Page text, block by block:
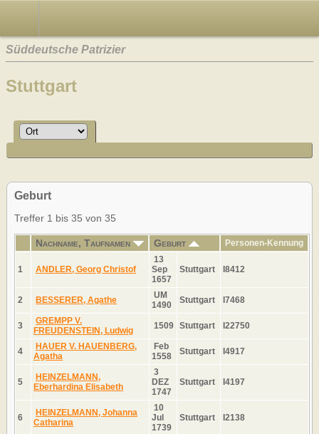
Süddeutsche Patrizier
Stuttgart
Geburt
Treffer 1 bis 35 von 35
Nachname, Taufnamen Geburt Personen-Kennung
1 ANDLER, Georg Christof
13
Sep
1657
Stuttgart I8412
2 BESSERER, Agathe
UM
1490
Stuttgart I7468
3
GREMPP V.
FREUDENSTEIN, Ludwig
1509 Stuttgart I22750
4
HAUER V. HAUENBERG,
Agatha
Feb
1558
Stuttgart I4917
5
HEINZELMANN,
Eberhardina Elisabeth
3
DEZ
1747
Stuttgart I4197
6
HEINZELMANN, Johanna
Catharina
10
Jul
1739
Stuttgart I2138